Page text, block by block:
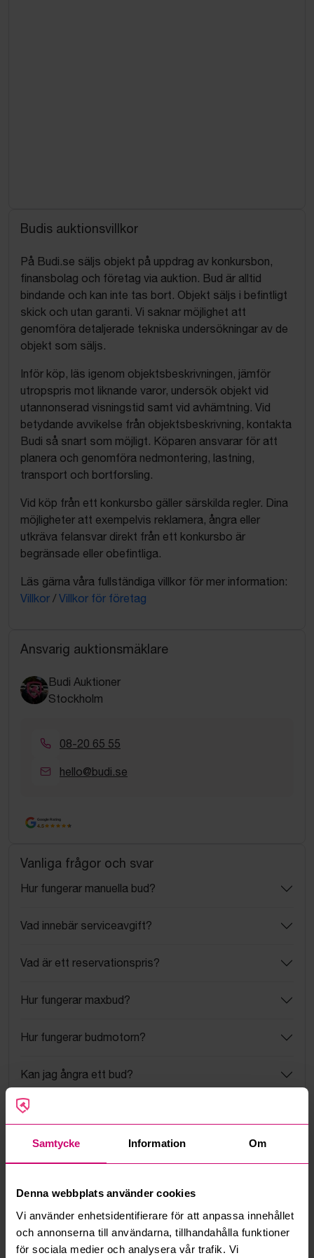
Samtycke Information Om
Denna webbplats använder cookies
Vi använder enhetsidentifierare för att anpassa innehållet
och annonserna till användarna, tillhandahålla funktioner
för sociala medier och analysera vår trafik. Vi
Budis auktionsvillkor
På Budi.se säljs objekt på uppdrag av konkursbon,
finansbolag och företag via auktion. Bud är alltid
bindande och kan inte tas bort. Objekt säljs i befintligt
skick och utan garanti. Vi saknar möjlighet att
genomföra detaljerade tekniska undersökningar av de
objekt som säljs.
Inför köp, läs igenom objektsbeskrivningen, jämför
utropspris mot liknande varor, undersök objekt vid
utannonserad visningstid samt vid avhämtning. Vid
betydande avvikelse från objektsbeskrivning, kontakta
Budi så snart som möjligt. Köparen ansvarar för att
planera och genomföra nedmontering, lastning,
transport och bortforsling.
Vid köp från ett konkursbo gäller särskilda regler. Dina
möjligheter att exempelvis reklamera, ångra eller
utkräva felansvar direkt från ett konkursbo är
begränsade eller obefintliga.
Läs gärna våra fullständiga villkor för mer information:
Villkor / Villkor för företag
Ansvarig auktionsmäklare
Budi Auktioner
Stockholm
08-20 65 55
hello@budi.se
Google Rating
4.5
Vanliga frågor och svar
Hur fungerar manuella bud?
Vad innebär serviceavgift?
Vad är ett reservationspris?
Hur fungerar maxbud?
Hur fungerar budmotorn?
Kan jag ångra ett bud?
Kan ni frakta mina vunna objekt?
Läs fler frågor och svar
Mer från samma kategori
Milwaukee Oanvänd